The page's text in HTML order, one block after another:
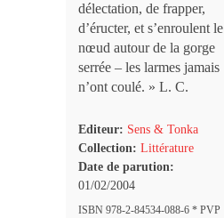
délectation, de frapper,
d’éructer, et s’enroulent le
nœud autour de la gorge
serrée – les larmes jamais
n’ont coulé. » L. C.
Editeur: Sens & Tonka
Collection: Littérature
Date de parution:
01/02/2004
ISBN 978-2-84534-088-6 * PVP